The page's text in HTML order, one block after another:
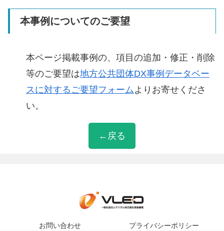
←戻る
本事例についてのご要望
本ページ掲載事例の、項目の追加・修正・削除
等のご要望は地方公共団体DX事例データベー
スに対するご要望フォーム よりお寄せくださ
い。
お問い合わせ プライバシーポリシー